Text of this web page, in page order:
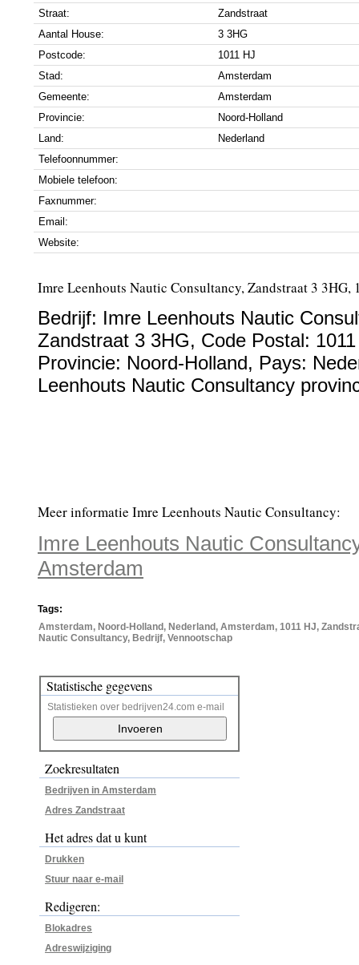
Straat:
Zandstraat
Aantal House:
3 3HG
Postcode:
1011 HJ
Stad:
Amsterdam
Gemeente:
Amsterdam
Provincie:
Noord-Holland
Land:
Nederland
Telefoonnummer:
Mobiele telefoon:
Faxnummer:
Email:
Website:
Imre Leenhouts Nautic Consultancy, Zandstraat 3 3HG,
Bedrijf: Imre Leenhouts Nautic
Zandstraat 3 3HG, Code Postal:
Provincie: Noord-Holland, Pays:
Leenhouts Nautic Consultancy
Meer informatie Imre Leenhouts Nautic Consultancy:
Imre Leenhouts Nautic
Amsterdam
Tags:
Amsterdam, Noord-Holland, Nederland, Amsterdam, 1011 HJ,
Nautic Consultancy, Bedrijf, Vennootschap
Statistische gegevens
Statistieken over bedrijven24.com e-mail
Zoekresultaten
Bedrijven in Amsterdam
Adres Zandstraat
Het adres dat u kunt
Drukken
Stuur naar e-mail
Redigeren:
Blokadres
Adreswijziging